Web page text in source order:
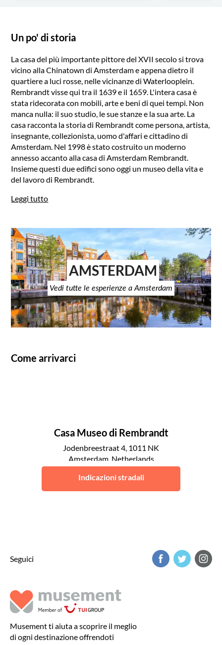
Un po' di storia
La casa del più importante pittore del XVII secolo si trova
vicino alla Chinatown di Amsterdam e appena dietro il
quartiere a luci rosse, nelle vicinanze di Waterlooplein.
Rembrandt visse qui tra il 1639 e il 1659. L'intera casa è
stata ridecorata con mobili, arte e beni di quei tempi. Non
manca nulla: il suo studio, le sue stanze e la sua arte. La
casa racconta la storia di Rembrandt come persona, artista,
insegnante, collezionista, uomo d'affari e cittadino di
Amsterdam. Nel 1998 è stato costruito un moderno
annesso accanto alla casa di Amsterdam Rembrandt.
Insieme questi due edifici sono oggi un museo della vita e
del lavoro di Rembrandt.
Leggi tutto
AMSTERDAM
Vedi tutte le esperienze a Amsterdam
Come arrivarci
Casa Museo di Rembrandt
Jodenbreestraat 4, 1011 NK
Amsterdam, Netherlands
Amsterdam
Indicazioni stradali
Seguici
Musement ti aiuta a scoprire il meglio
di ogni destinazione offrendoti